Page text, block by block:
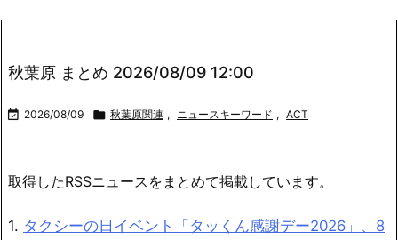
秋葉原 まとめ 2026/08/09 12:00
 2026/08/09  秋葉原関連 , ニュースキーワード , ACT
取得したRSSニュースをまとめて掲載しています。
1. タクシーの日イベント「タッくん感謝デー2026」、8